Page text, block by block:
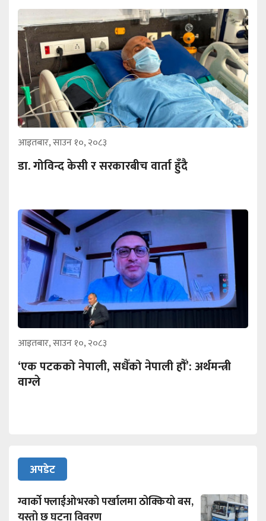
आइतबार, साउन १०, २०८३
डा. गोविन्द केसी र सरकारबीच वार्ता हुँदै
आइतबार, साउन १०, २०८३
‘एक पटकको नेपाली, सधैँको नेपाली हौँ’: अर्थमन्त्री
वाग्ले
अपडेट
ग्वार्को फ्लाईओभरको पर्खालमा ठोक्कियो बस,
यस्तो छ घटना विवरण